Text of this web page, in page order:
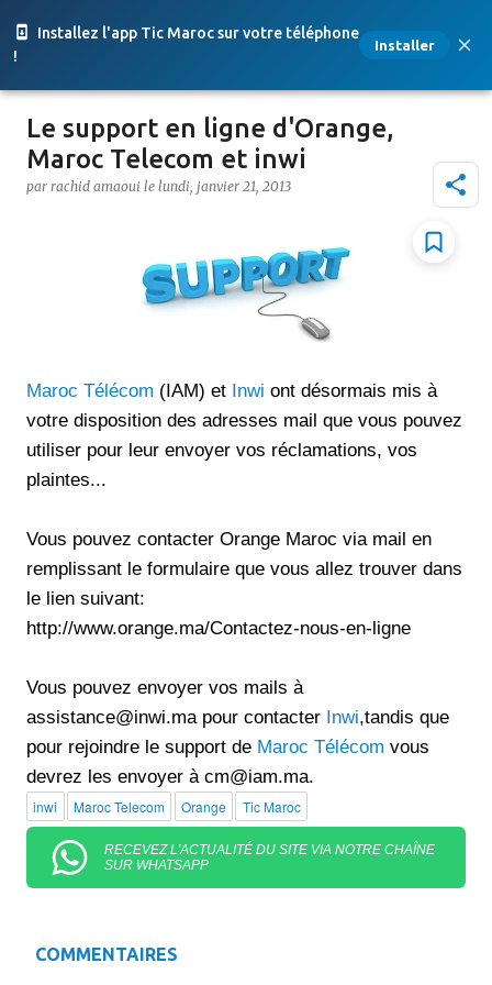
Installez l'app Tic Maroc sur votre téléphone
!
Installer
Accéder au contenu principal
Le support en ligne d'Orange,
Maroc Telecom et inwi
par rachid amaoui le lundi, janvier 21, 2013
Maroc Télécom (IAM) et Inwi ont désormais mis à
votre disposition des adresses mail que vous pouvez
utiliser pour leur envoyer vos réclamations, vos
plaintes...
Vous pouvez contacter Orange Maroc via mail en
remplissant le formulaire que vous allez trouver dans
le lien suivant:
http://www.orange.ma/Contactez-nous-en-ligne
Vous pouvez envoyer vos mails à
assistance@inwi.mapour contacter Inwi,tandis que
pour rejoindre le support de Maroc Télécom vous
devrez les envoyer à cm@iam.ma.
inwi Maroc Telecom Orange Tic Maroc
RECEVEZ L'ACTUALITÉ DU SITE VIA NOTRE CHAÎNE
SUR WHATSAPP
COMMENTAIRES